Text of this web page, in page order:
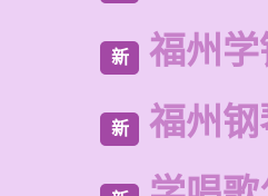
新 福州
新 福州